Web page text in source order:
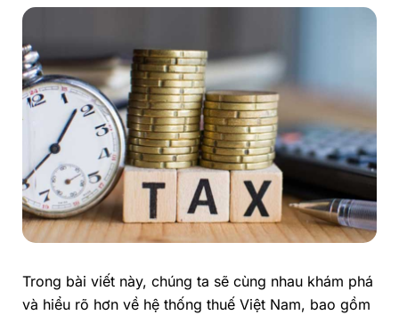
Trong bài viết này, chúng ta sẽ cùng nhau khám phá
và hiểu rõ hơn về hệ thống thuế Việt Nam, bao gồm